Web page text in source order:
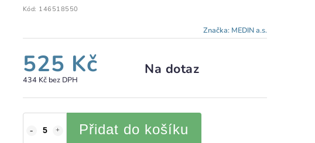
Kód: 146518550
Značka: MEDIN a.s.
525 Kč
434 Kč bez DPH
Na dotaz
Přidat do košíku